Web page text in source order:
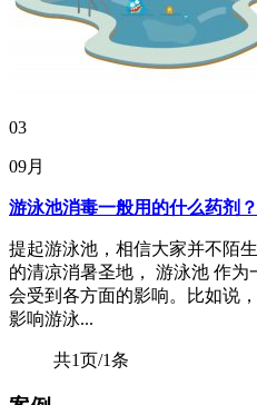
03
09月
游泳池消毒一般用的什么药剂？
提起游泳池，相信大家并不陌
的清凉消暑圣地， 游泳池 作
会受到各方面的影响。比如说
影响游泳...
共1页/1条